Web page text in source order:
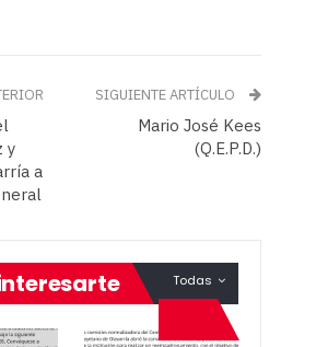
y
a
SIGUIENTE ARTÍCULO
Mario José Kees
(Q.E.P.D.)
Todas